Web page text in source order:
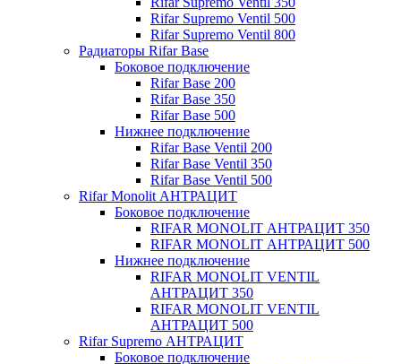
Rifar Supremo Ventil 500
Rifar Supremo Ventil 800
Радиаторы Rifar Base
Боковое подключение
Rifar Base 200
Rifar Base 350
Rifar Base 500
Нижнее подключение
Rifar Base Ventil 200
Rifar Base Ventil 350
Rifar Base Ventil 500
Rifar Monolit АНТРАЦИТ
Боковое подключение
RIFAR MONOLIT АНТРАЦИТ 350
RIFAR MONOLIT АНТРАЦИТ 500
Нижнее подключение
RIFAR MONOLIT VENTIL
АНТРАЦИТ 350
RIFAR MONOLIT VENTIL
АНТРАЦИТ 500
Rifar Supremo АНТРАЦИТ
Боковое подключение